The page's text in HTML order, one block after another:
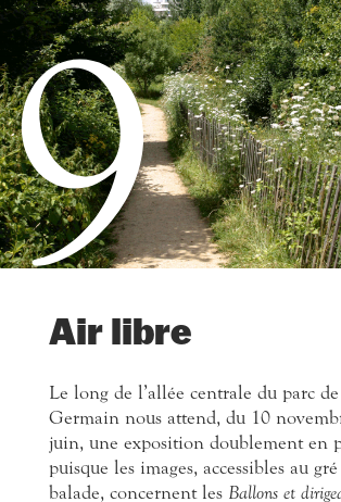
9
Air libre
Le long de l’allée centrale du parc
Germain nous attend, du 10
juin, une exposition doublement en
puisque les images, accessibles au
balade, concernent les Ballons et